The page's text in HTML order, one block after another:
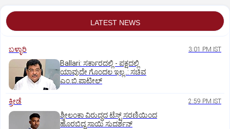
LATEST NEWS
ಬಳ್ಳಾರಿ 3:01 PM IST
Ballari: ಸರ್ಕಾರದಲ್ಲಿ - ಪಕ್ಷದಲ್ಲಿ
ಯಾವುದೇ ಗೊಂದಲ ಇಲ್ಲ..: ಸಚಿವ
ಎಂ.ಬಿ.ಪಾಟೀಲ್
ಕ್ರೀಡೆ 2:59 PM IST
ಶ್ರೀಲಂಕಾ ವಿರುದ್ಧದ ಟೆಸ್ಟ್ ಸರಣಿಯಿಂದ
ಹೊರಬಿದ್ದ ಸಾಯಿ ಸುದರ್ಶನ್